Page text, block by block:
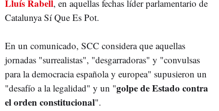
Lluís Rabell, en aquellas fechas líder parlamentario de
Catalunya Sí Que Es Pot.
En un comunicado, SCC considera que aquellas
jornadas "surrealistas", "desgarradoras" y "convulsas
para la democracia española y europea" supusieron un
"desafío a la legalidad" y un "golpe de Estado contra
el orden constitucional".